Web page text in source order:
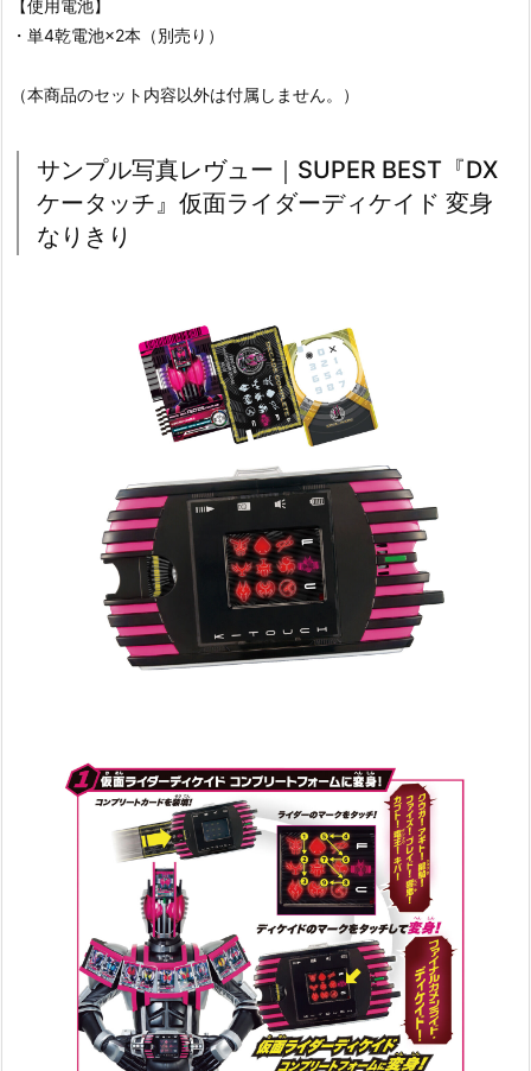
【使用電池】
・単4乾電池×2本（別売り）
（本商品のセット内容以外は付属しません。）
サンプル写真レヴュー｜SUPER BEST『DX
ケータッチ』仮面ライダーディケイド 変身
なりきり